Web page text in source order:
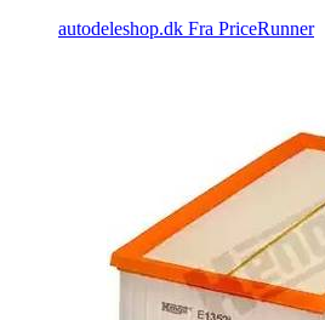
autodeleshop.dk Fra PriceRunner